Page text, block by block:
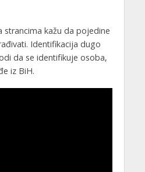
strancima kažu da pojedine
Identifikacija dugo
da se identifikuje osoba,
iz BiH.